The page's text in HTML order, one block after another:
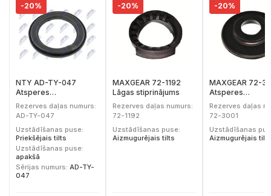
-20%
NTY AD-TY-047
Atsperes
atbalstplāksne
Rezerves daļas numurs:
AD-TY-047
Uzstādīšanas puse:
Priekšējais tilts
Uzstādīšanas puse:
apakšā
Sērijas numurs: AD-TY-
047
-20%
MAXGEAR 72-1192
Lāgas stiprinājums
Rezerves daļas numurs:
72-1192
Uzstādīšanas puse:
Aizmugurējais tilts
-20%
MAXGEAR 72-
Atsperes
atbalstplāksne
Rezerves daļas
72-3001
Uzstādīšanas
Aizmugurējais tilts